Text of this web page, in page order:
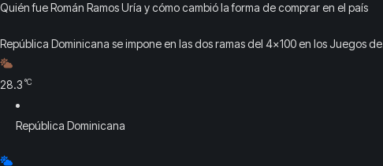
Quién fue Román Ramos Uría y cómo cambió la forma de comprar en el país
República Dominicana se impone en las dos ramas del 4×100 en los Juegos de
Santo Domingo
28.3 °C
República Dominicana